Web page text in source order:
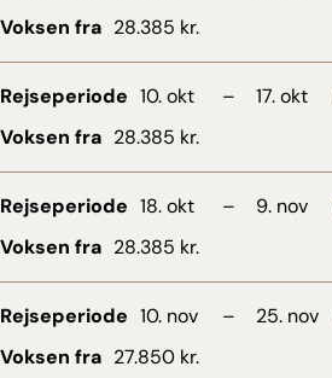
Voksen fra 28.385 kr.
Rejseperiode 10. okt – 17. okt
Voksen fra 28.385 kr.
Rejseperiode 18. okt – 9. nov
Voksen fra 28.385 kr.
Rejseperiode 10. nov – 25. nov
Voksen fra 27.850 kr.